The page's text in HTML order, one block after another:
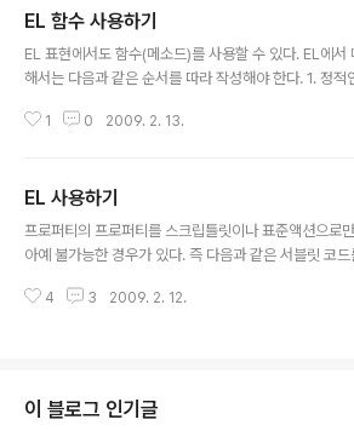
EL 함수 사용하기
EL 표현에서도 함수(메소드)를 사용할 수 있다. EL에서
해서는 다음과 같은 순서를 따라 작성해야 한다. 1. 정적
시 정적인 공용 메소드여야 하며, 리턴 타입이 있어야 한
래스, 메소드와 EL에서 호출할 메소드 명을 맵핑해야
시자를 코딩한다. 4. 함수를 호출하는 EL을 작성한다.
보면 아래 처럼 작성할 수 있다. * DiceR..
1 0 2009. 2. 13.
EL 사용하기
프로퍼티의 프로퍼티를 스크립틀릿이나 표준액션으로
아예 불가능한 경우가 있다. 즉 다음과 같은 서블릿 코
void doPost(HttpServletRequest request,
e("person", p); RequestDi..
4 3 2009. 2. 12.
이 블로그 인기글